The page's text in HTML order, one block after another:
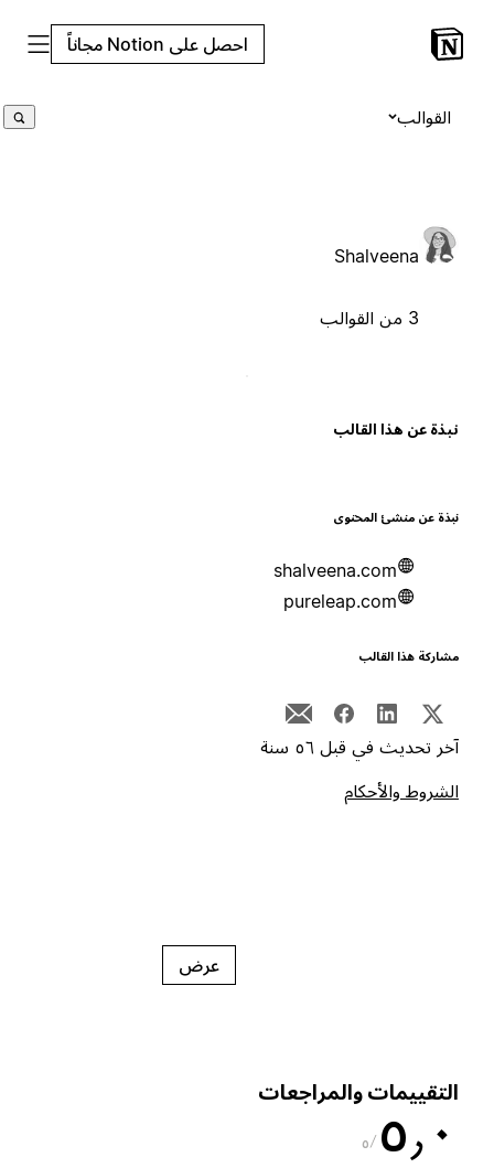
احصل على Notion مجاناً
القوالب
Shalveena
عن هذا القالب
عن منشئ المحتوى
shalveena.com
pureleap.com
هذا القالب
تحديث في قبل ٥٦ سنة
والأحكام
عرض
والمراجعات
٥